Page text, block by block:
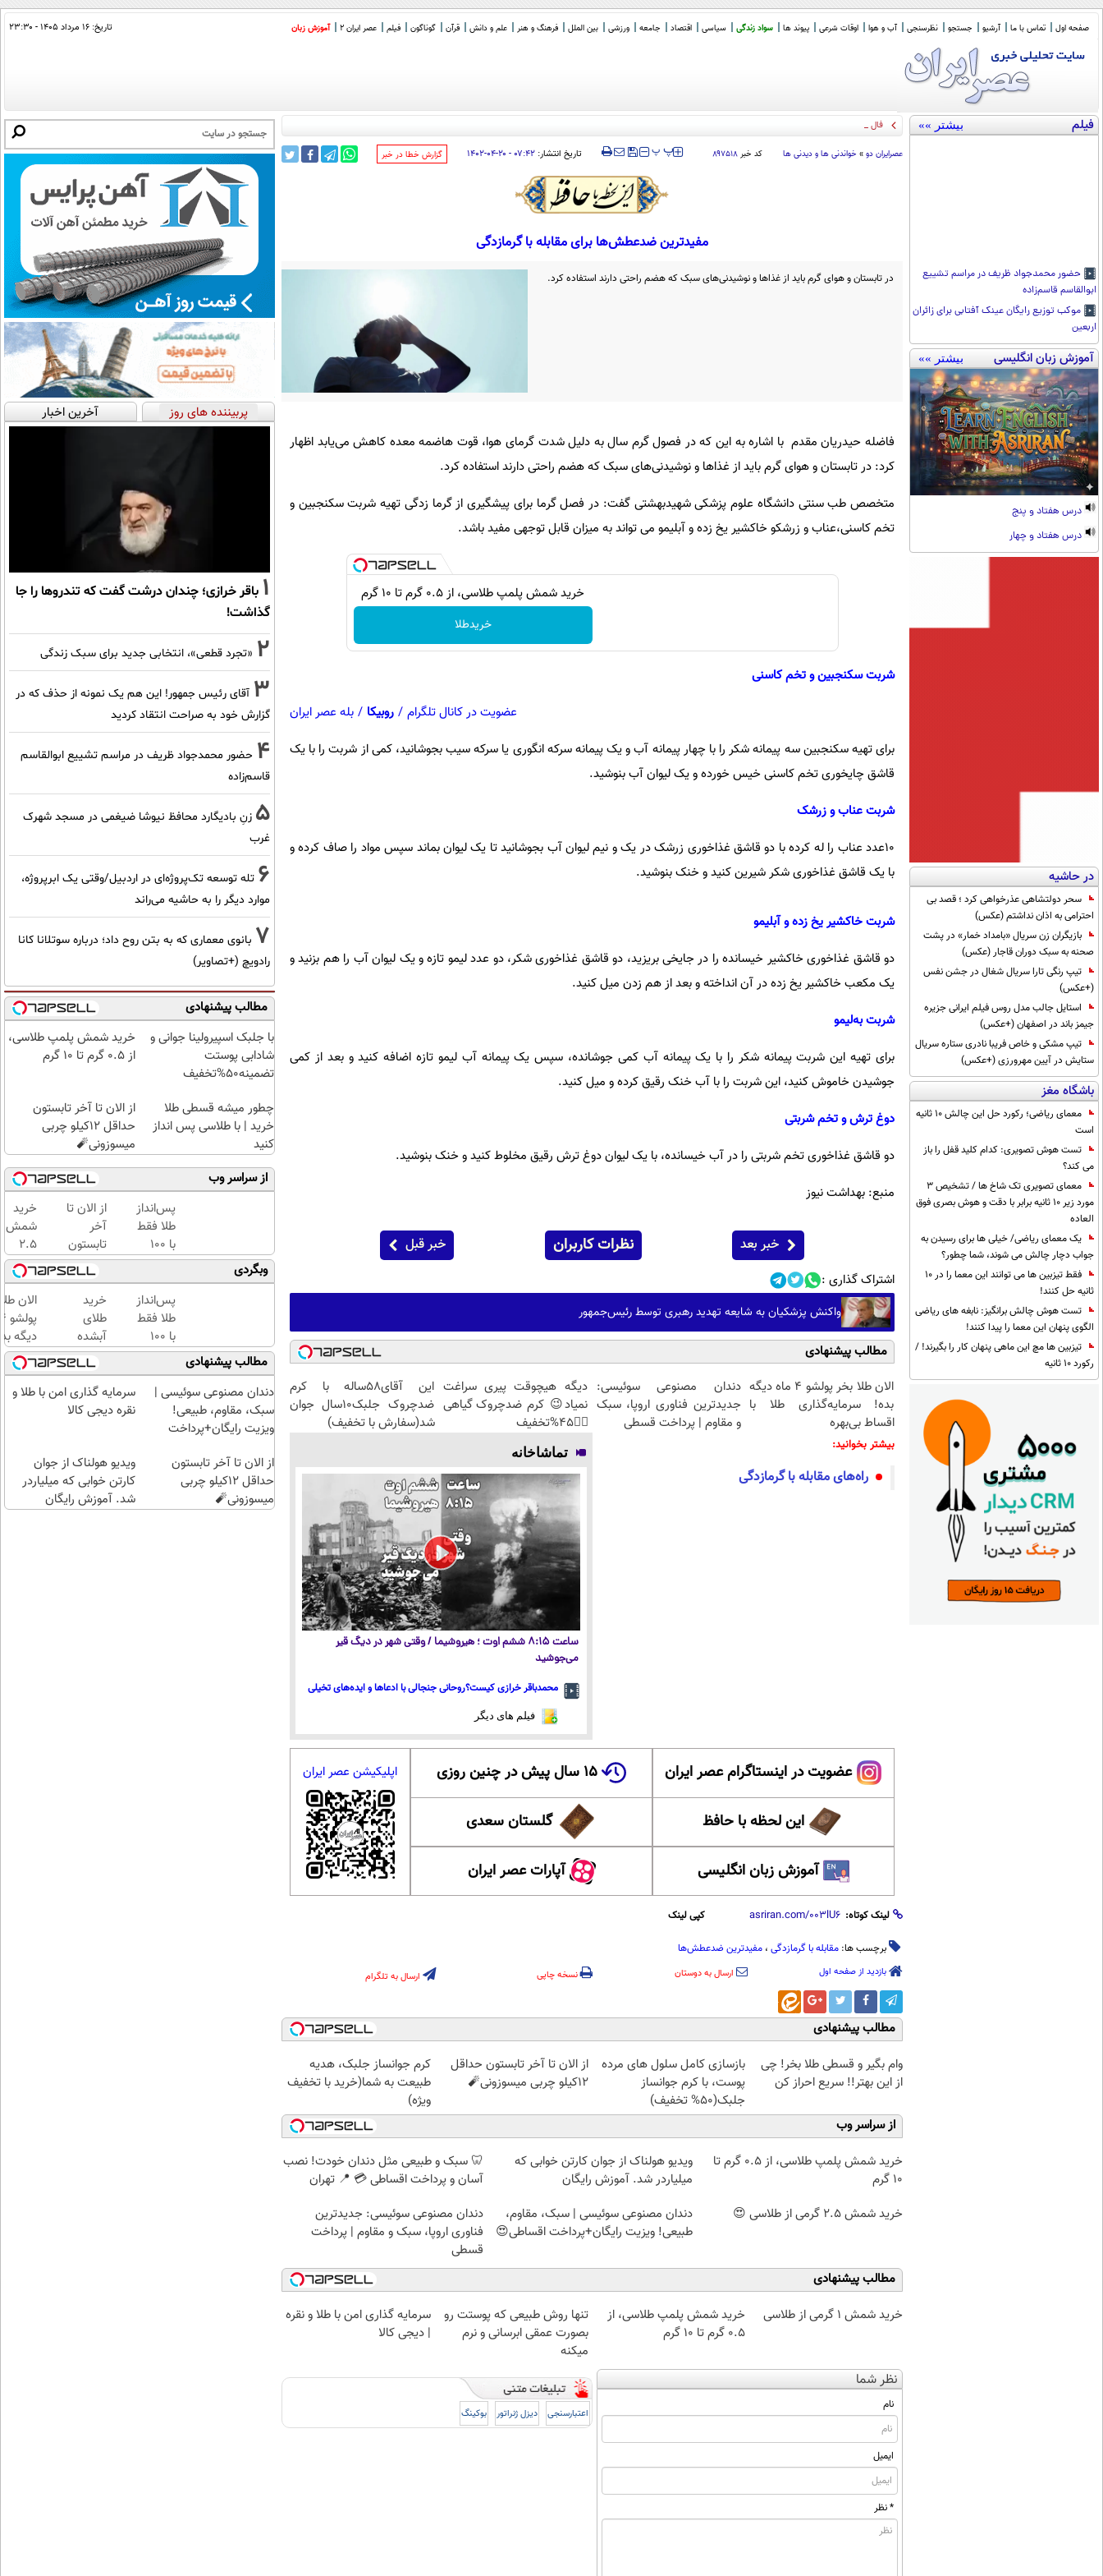
صفحه اول تماس با ما آرشیو جستجو نظرسنجی آب و هوا اوقات شرعی پیوند ها سواد زندگی سیاسی اقتصاد جامعه ورزشی بین الملل فرهنگ و هنر علم و دانش قرآن گوناگون فیلم عصر ایران 2 آموزش زبان تاریخ: ۱۶ مرداد ۱۴۰۵ - ۲۳:۳۰
فیلم بیشتر »»
حضور محمدجواد ظریف در مراسم تشییع
ابوالقاسم قاسم‌زاده
موکب توزیع رایگان عینک آفتابی برای زائران
اربعین
آموزش زبان انگلیسی بیشتر »»
درس هفتاد و پنج
درس هفتاد و چهار
در حاشیه
سحر دولتشاهی عذرخواهی کرد ؛ قصد بی
احترامی به اذان نداشتم (عکس)
بازیگران زن سریال «بامداد خمار» در پشت
صحنه به سبک دوران قاجار (عکس)
تیپ رنگی تارا سریال شغال در جشن نفس
(+عکس)
استایل جالب مدل روس فیلم ایرانی جزیره
جیمز باند در اصفهان (+عکس)
تیپ مشکی و خاص فریبا نادری ستاره سریال
ستایش در آیین مهرورزی (+عکس)
باشگاه مغز
معمای ریاضی؛ رکورد حل این چالش 10 ثانیه
است
تست هوش تصویری: کدام کلید قفل را باز
می کند؟
معمای تصویری تک شاخ ها / تشخیص 3
مورد زیر 10 ثانیه برابر با دقت و هوش بصری فوق
العاده
یک معمای ریاضی/ خیلی ها برای رسیدن به
جواب دچار چالش می شوند، شما چطور؟
فقط تیزبین ها می توانند این معما را در 10
ثانیه حل کنند!
تست هوش چالش برانگیز: نابغه های ریاضی
الگوی پنهان این معما را پیدا کنند!
تیزبین ها مچ این ماهی پنهان کار را بگیرند! /
رکورد 10 ثانیه
فال حافظ امروز : یک
عصرايران دو » خواندنی ها و دیدنی ها کد خبر ۸۹۷۵۱۸ ‍‍‍ پ پ تاریخ انتشار: ۰۷:۴۲ - ۲۰-۰۴-۱۴۰۲ ‌گزارش خطا در خبر
مفیدترین ضدعطش‌ها برای مقابله با گرمازدگی
در تابستان و هوای گرم باید از غذاها و نوشیدنی‌های سبک که هضم راحتی دارند استفاده کرد.
فاضله حیدریان مقدم با اشاره به این که در فصول گرم سال به دلیل شدت گرمای هوا، قوت هاضمه معده کاهش می‌یابد اظهار
کرد: در تابستان و هوای گرم باید از غذاها و نوشیدنی‌های سبک که هضم راحتی دارند استفاده کرد.
متخصص طب سنتی دانشگاه علوم پزشکی شهیدبهشتی گفت: در فصل گرما برای پیشگیری از گرما زدگی تهیه شربت سکنجبین و
تخم کاسنی،عناب و زرشکو خاکشیر یخ زده و آبلیمو می تواند به میزان قابل توجهی مفید باشد.
خرید شمش پلمپ طلاسی، از ۰.۵ گرم تا ۱۰ گرم
خریدطلا
شربت سکنجبین و تخم کاسنی
عضویت در کانال تلگرام / روبیکا / بله عصر ایران
برای تهیه سکنجبین سه پیمانه شکر را با چهار پیمانه آب و یک پیمانه سرکه انگوری یا سرکه سیب بجوشانید، کمی از شربت را با یک
قاشق چایخوری تخم کاسنی خیس خورده و یک لیوان آب بنوشید.
شربت عناب و زرشک
10عدد عناب را له کرده با دو قاشق غذاخوری زرشک در یک و نیم لیوان آب بجوشانید تا یک لیوان بماند سپس مواد را صاف کرده و
با یک قاشق غذاخوری شکر شیرین کنید و خنک بنوشید.
شربت خاکشیر یخ زده و آبلیمو
دو قاشق غذاخوری خاکشیر خیسانده را در جایخی بریزید، دو قاشق غذاخوری شکر، دو عدد لیمو تازه و یک لیوان آب را هم بزنید و
یک مکعب خاکشیر یخ زده در آن انداخته و بعد از هم زدن میل کنید.
شربت به‌لیمو
برای تهیه این شربت پیمانه شکر را با یک پیمانه آب کمی جوشانده، سپس یک پیمانه آب لیمو تازه اضافه کنید و بعد از کمی
جوشیدن خاموش کنید، این شربت را با آب خنک رقیق کرده و میل کنید.
دوغ ترش و تخم شربتی
دو قاشق غذاخوری تخم شربتی را در آب خیسانده، با یک لیوان دوغ ترش رقیق مخلوط کنید و خنک بنوشید.
منبع: بهداشت نیوز
خبر بعد نظرات کاربران خبر قبل
اشتراک گذاری :
واکنش پزشکیان به شایعه تهدید رهبری توسط رئیس‌جمهور
مطالب پیشنهادی
الان طلا بخر پولشو 4 ماه دیگه
بده! سرمایه‌گذاری طلا با
اقساط بی‌بهره
دندان مصنوعی سوئیسی:
جدیدترین فناوری اروپا، سبک
و مقاوم | پرداخت قسطی
دیگه هیچوقت پیری سراغت
نمیاد😉 کرم ضدچروک گیاهی
👈🏻45%تخفیف
این آقای58ساله با کرم
ضدچروک جلبک10سال جوان
شد(سفارش با تخفیف)
بیشتر بخوانید:
راه‌های مقابله با گرمازدگی
تماشاخانه
ساعت ۸:۱۵ ششم اوت ؛ هیروشیما / وقتی شهر در دیگ قیر
می‌جوشید
محمدباقر خرازی کیست؟روحانی جنجالی با ادعاها و ایده‌های تخیلی
فیلم های دیگر
عضویت در اینستاگرام عصر ایران ۱۵ سال پیش در چنین روزی
این لحظه با حافظ گلستان سعدی
آموزش زبان انگلیسی آپارات عصر ایران
اپلیکیشن عصر ایران
لینک کوتاه: کپی لینک
برچسب ها: مقابله با گرمازدگی ، مفیدترین ضدعطش‌ها
بازدید از صفحه اول ارسال به دوستان نسخه چاپی ارسال به تلگرام
مطالب پیشنهادی
وام بگیر و قسطی طلا بخر! چی
از این بهتر!! سریع احراز کن
بازسازی کامل سلول های مرده
پوست، با کرم جوانساز
جلبک(50% تخفیف)
از الان تا آخر تابستون حداقل
12کیلو چربی میسوزونی🧨
کرم جوانساز جلبک، هدیه
طبیعت به شما(خرید با تخفیف
ویژه)
از سراسر وب
خرید شمش پلمپ طلاسی، از ۰.۵ گرم تا
۱۰ گرم
ویدیو هولناک از جوان کارتن خوابی که
میلیاردر شد. آموزش رایگان
🦷 سبک و طبیعی مثل دندان خودت! نصب
آسان و پرداخت اقساطی 💳 📍 تهران
خرید شمش 2.5 گرمی از طلاسی 😍
دندان مصنوعی سوئیسی | سبک، مقاوم،
طبیعی! ویزیت رایگان+پرداخت اقساطی😍
دندان مصنوعی سوئیسی: جدیدترین
فناوری اروپا، سبک و مقاوم | پرداخت
قسطی
مطالب پیشنهادی
خرید شمش 1 گرمی از طلاسی
خرید شمش پلمپ طلاسی، از
۰.۵ گرم تا ۱۰ گرم
تنها روش طبیعی که پوستت رو
بصورت عمقی ابرسانی و نرم
میکنه
سرمایه گذاری امن با طلا و نقره
| دیجی کالا
نظر شما
نام
ایمیل
* نظر
اعتبارسنجی دیزل ژنراتور بوکینگ
پربیننده های روز آخرین اخبار
1 باقر خرازی؛ چندان درشت گفت که تندروها را جا
گذاشت!
2 «تجرد قطعی»، انتخابی جدید برای سبک زندگی
3 آقای رئیس جمهور! این هم یک نمونه از حذف که در
گزارش خود به صراحت انتقاد کردید
4 حضور محمدجواد ظریف در مراسم تشییع ابوالقاسم
قاسم‌زاده
5 زنِ بادیگارد محافظ نیوشا ضیغمی در مسجد شهرک
غرب
6 تله توسعه تک‌پروژه‌ای در اردبیل/وقتی یک ابرپروژه،
موارد دیگر را به حاشیه می‌راند
7 بانوی معماری که به بتن روح داد؛ درباره سوتلانا کانا
رادویچ (+تصاویر)
مطالب پیشنهادی
با جلبک اسپیرولینا جوانی و
شادابی پوستت
تضمینه50%تخفیف
خرید شمش پلمپ طلاسی،
از ۰.۵ گرم تا ۱۰ گرم
چطور میشه قسطی طلا
خرید | با طلاسی پس انداز
کنید
از الان تا آخر تابستون
حداقل 12کیلو چربی
میسوزونی🧨
از سراسر وب
پس‌انداز
طلا فقط
با ۱۰۰
هزارتومان
(امن و
راحت)
از الان تا
آخر
تابستون
حداقل
12کیلو
چربی
میسوزونی
🧨
خرید
شمش
2.5
گرمی
از
طلاسی
😍
وبگردی
پس‌انداز
طلا فقط
با ۱۰۰
هزارتومان
(امن و
راحت)
خرید
طلای
آبشده
حتی با
۱۰۰هزارتومان
الان
دیگه
طلا با
بی‌بهره
مطالب پیشنهادی
دندان مصنوعی سوئیسی |
سبک، مقاوم، طبیعی!
ویزیت رایگان+پرداخت
سرمایه گذاری امن با طلا و
نقره دیجی کالا
از الان تا آخر تابستون
حداقل 12کیلو چربی
میسوزونی🧨
ویدیو هولناک از جوان
کارتن خوابی که میلیاردر
شد. آموزش رایگان